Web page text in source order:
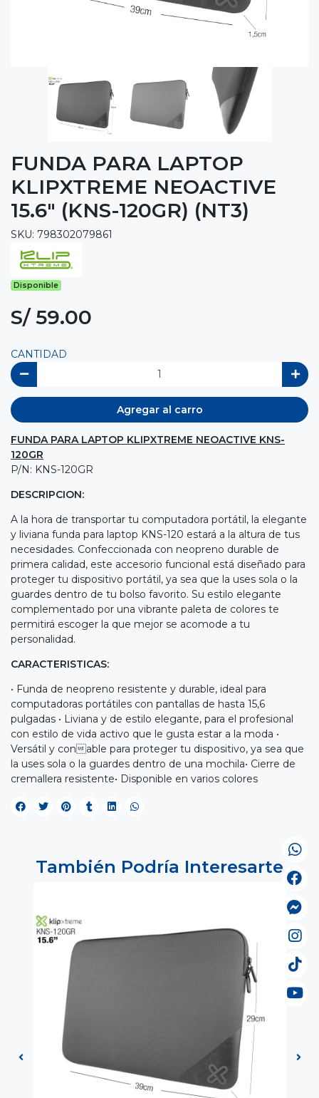
FUNDA PARA LAPTOP
KLIPXTREME NEOACTIVE
15.6" (KNS-120GR) (NT3)
SKU: 798302079861
Disponible
S/ 59.00
CANTIDAD
Agregar al carro
FUNDA PARA LAPTOP KLIPXTREME NEOACTIVE KNS-
120GR
P/N: KNS-120GR
DESCRIPCION:
A la hora de transportar tu computadora portátil, la elegante
y liviana funda para laptop KNS-120 estará a la altura de tus
necesidades. Confeccionada con neopreno durable de
primera calidad, este accesorio funcional está diseñado para
proteger tu dispositivo portátil, ya sea que la uses sola o la
guardes dentro de tu bolso favorito. Su estilo elegante
complementado por una vibrante paleta de colores te
permitirá escoger la que mejor se acomode a tu
personalidad.
CARACTERISTICAS:
• Funda de neopreno resistente y durable, ideal para
computadoras portátiles con pantallas de hasta 15,6
pulgadas • Liviana y de estilo elegante, para el profesional
con estilo de vida activo que le gusta estar a la moda •
Versátil y conable para proteger tu dispositivo, ya sea que
la uses sola o la guardes dentro de una mochila• Cierre de
cremallera resistente• Disponible en varios colores
También Podría Interesarte